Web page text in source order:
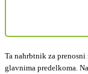
Ta nahrbtnik za
glavnima predelkoma.